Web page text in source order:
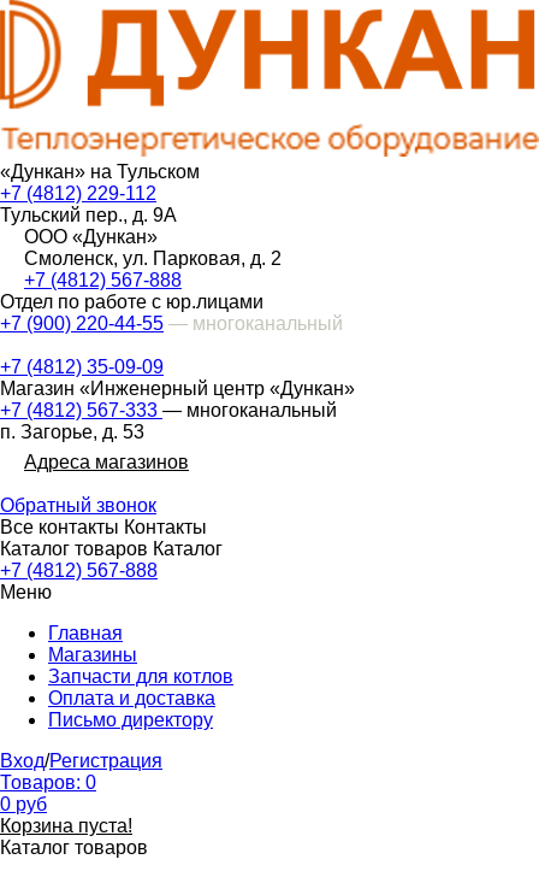
«Дункан» на Тульском
+7 (4812) 229-112
Тульский пер., д. 9А
ООО «Дункан»
Смоленск, ул. Парковая, д. 2
+7 (4812) 567-888
Отдел по работе с юр.лицами
+7 (900) 220-44-55 — многоканальный
+7 (4812) 35-09-09
Магазин «Инженерный центр «Дункан»
+7 (4812) 567-333 — многоканальный
п. Загорье, д. 53
Адреса магазинов
Обратный звонок
Все контакты Контакты
Каталог товаров Каталог
+7 (4812) 567-888
Меню
Главная
Магазины
Запчасти для котлов
Оплата и доставка
Письмо директору
Вход/Регистрация
Товаров: 0
0 руб
Корзина пуста!
Каталог товаров